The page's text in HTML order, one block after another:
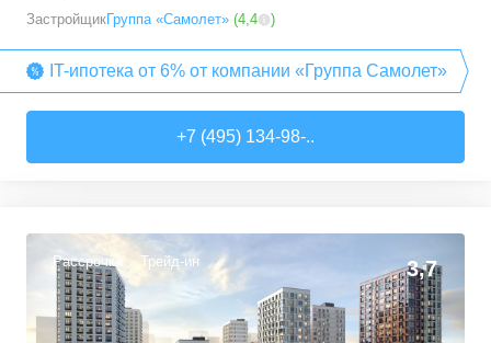
ЗастройщикГруппа «Самолет» (4,4 )
IT-ипотека от 6% от компании «Группа Самолет»
+7 (495) 134-98-..
Рассрочка Трейд-ин 3,7